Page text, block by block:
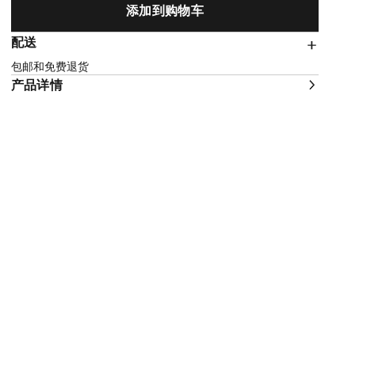
添加到购物车
配送
包邮和免费退货
产品详情